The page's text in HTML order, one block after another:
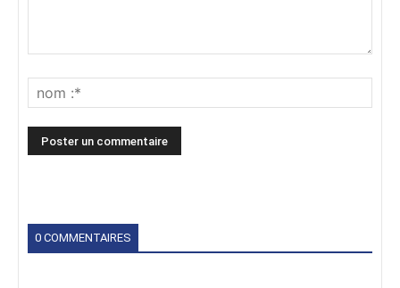
0 COMMENTAIRES